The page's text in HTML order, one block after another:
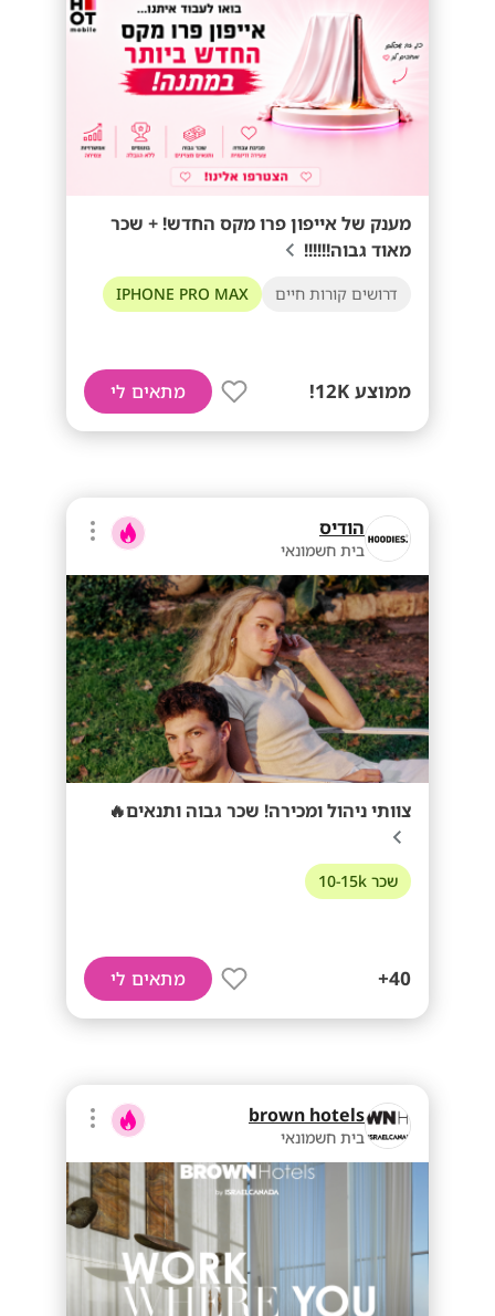
מענק של אייפון פרו מקס החדש! + שכר
מאוד גבוה!!!!!!
דרושים קורות חיים IPHONE PRO MAX
ממוצע 12K! מתאים לי
הודיס
בית חשמונאי
צוותי ניהול ומכירה! שכר גבוה ותנאים🔥
שכר 10-15k
40+ מתאים לי
brown hotels
בית חשמונאי